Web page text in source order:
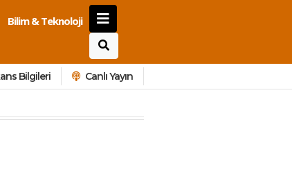
Bilim & Teknoloji
Bilgileri Canlı Yayın